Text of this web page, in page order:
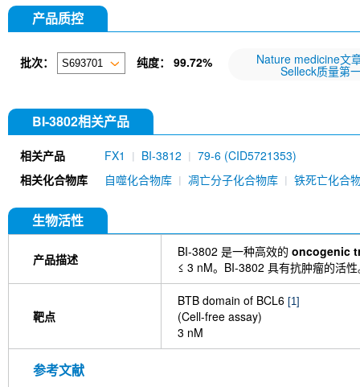
产品质控
批次： 纯度： 99.72% Nature medicine文
Selleck质量第
BI-3802相关产品
相关产品 FX1 BI-3812
79-6 (CID5721353)
相关化合物库
自噬化合物库 凋亡分子化合物库 铁死亡化合
生物活性
产品描述 BI-3802 是一种高效的 oncogenic
≤ 3 nM。BI-3802 具有抗肿瘤的活
靶点
BTB domain of BCL6 [1]
(Cell-free assay)
3 nM
参考文献